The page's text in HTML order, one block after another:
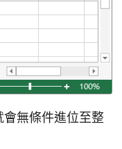
會無條件進位至整